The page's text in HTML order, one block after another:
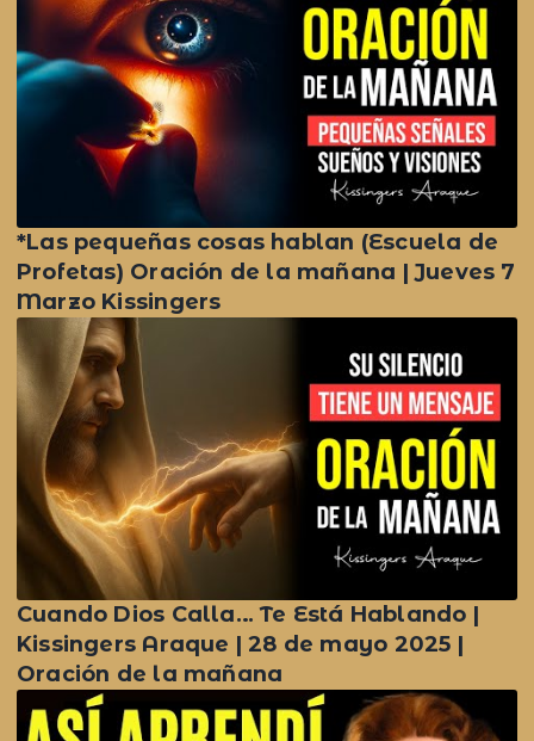
*Las pequeñas cosas hablan (Escuela de
Profetas) Oración de la mañana | Jueves 7
Marzo Kissingers
Cuando Dios Calla… Te Está Hablando |
Kissingers Araque | 28 de mayo 2025 |
Oración de la mañana